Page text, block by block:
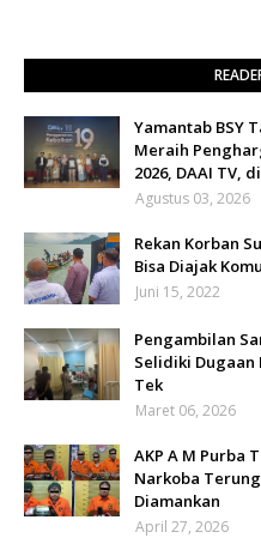
Yamantab BSY
Meraih
2026, DAAI TV,
Agustus 03, 2026
Rekan Korban
Bisa Diajak
Juni 15, 2022
Pengambilan
Selidiki Dugaan
Tek
Maret 06, 2026
AKP A M Purba
Narkoba
Diamankan
April 27, 2026